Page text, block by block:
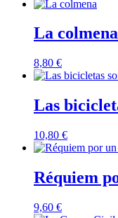
La colmena
8,80 €
Las
10,80 €
Réquiem
9,60 €